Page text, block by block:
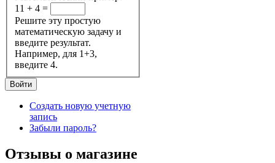
11 + 4 =
Решите эту простую
математическую задачу и
введите результат.
Например, для 1+3,
введите 4.
Создать новую учетную
запись
Забыли пароль?
Отзывы о магазине